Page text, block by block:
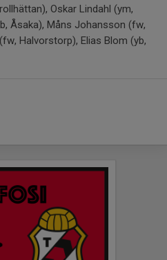
Oskar Lindahl (ym,
Åsaka), Måns Johansson (fw,
Halvorstorp), Elias Blom (yb,